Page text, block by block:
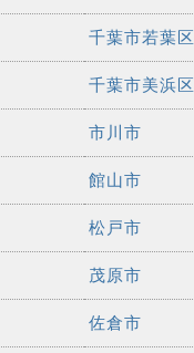
千葉市若葉区
千葉市美浜区
市川市
館山市
松戸市
茂原市
佐倉市